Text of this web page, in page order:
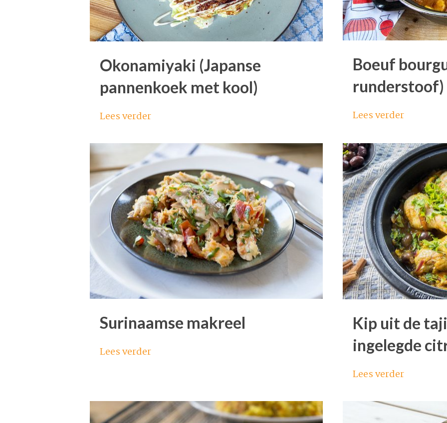
Okonamiyaki (Japanse
pannenkoek met kool)
Lees verder
Boeuf
runderstoof)
Lees verder
Surinaamse makreel
Lees verder
Kip uit de
ingelegde
Lees verder